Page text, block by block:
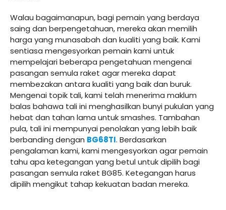
Walau bagaimanapun, bagi pemain yang berdaya
saing dan berpengetahuan, mereka akan memilih
harga yang munasabah dan kualiti yang baik. Kami
sentiasa mengesyorkan pemain kami untuk
mempelajari beberapa pengetahuan mengenai
pasangan semula raket agar mereka dapat
membezakan antara kualiti yang baik dan buruk.
Mengenai topik tali, kami telah menerima maklum
balas bahawa tali ini menghasilkan bunyi pukulan yang
hebat dan tahan lama untuk smashes. Tambahan
pula, tali ini mempunyai penolakan yang lebih baik
berbanding dengan BG68TI. Berdasarkan
pengalaman kami, kami mengesyorkan agar pemain
tahu apa ketegangan yang betul untuk dipilih bagi
pasangan semula raket BG85. Ketegangan harus
dipilih mengikut tahap kekuatan badan mereka.